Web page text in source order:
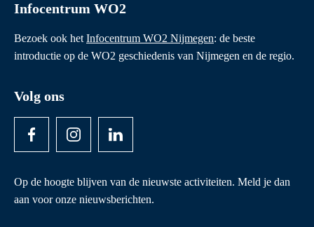
Infocentrum WO2
Bezoek ook het Infocentrum WO2 Nijmegen: de beste
introductie op de WO2 geschiedenis van Nijmegen en de regio.
Volg ons
Op de hoogte blijven van de nieuwste activiteiten. Meld je dan
aan voor onze nieuwsberichten.